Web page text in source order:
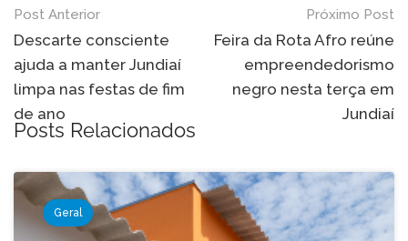
Navegação
de
Post
Post Anterior
Descarte consciente
ajuda a manter Jundiaí
limpa nas festas de fim
de ano
Próximo Post
Feira da Rota Afro reúne
empreendedorismo
negro nesta terça em
Jundiaí
Posts Relacionados
Geral